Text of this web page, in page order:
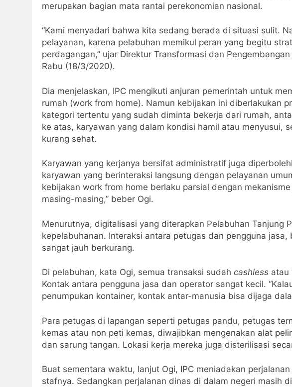
merupakan bagian mata rantai perekonomian nasional.
“Kami menyadari bahwa kita sedang berada di situasi sulit.
pelayanan, karena pelabuhan memikul peran yang begitu
perdagangan,” ujar Direktur Transformasi dan
Rabu (18/3/2020).
Dia menjelaskan, IPC mengikuti anjuran pemerintah untuk
rumah (work from home). Namun kebijakan ini diberlakukan
kategori tertentu yang sudah diminta bekerja dari rumah,
ke atas, karyawan yang dalam kondisi hamil atau menyusui,
kurang sehat.
Karyawan yang kerjanya bersifat administratif juga
karyawan yang berinteraksi langsung dengan pelayanan
kebijakan work from home berlaku parsial dengan
masing-masing,” beber Ogi.
Menurutnya, digitalisasi yang diterapkan Pelabuhan Tanjung
kepelabuhanan. Interaksi antara petugas dan pengguna
sangat jauh berkurang.
Di pelabuhan, kata Ogi, semua transaksi sudah cashless atau
Kontak antara pengguna jasa dan operator sangat kecil.
penumpukan kontainer, kontak antar-manusia bisa dijaga
Para petugas di lapangan seperti petugas pandu, petugas
kemas atau non peti kemas, diwajibkan mengenakan alat
dan sarung tangan. Lokasi kerja mereka juga disterilisasi
Buat sementara waktu, lanjut Ogi, IPC meniadakan
stafnya. Sedangkan perjalanan dinas di dalam negeri masih